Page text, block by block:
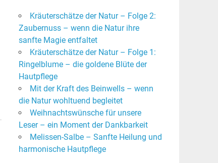
Kräuterschätze der Natur – Folge 2:
Zaubernuss – wenn die Natur ihre
sanfte Magie entfaltet
Kräuterschätze der Natur – Folge 1:
Ringelblume – die goldene Blüte der
Hautpflege
Mit der Kraft des Beinwells – wenn
die Natur wohltuend begleitet
Weihnachtswünsche für unsere
Leser – ein Moment der Dankbarkeit
Melissen-Salbe – Sanfte Heilung und
harmonische Hautpflege